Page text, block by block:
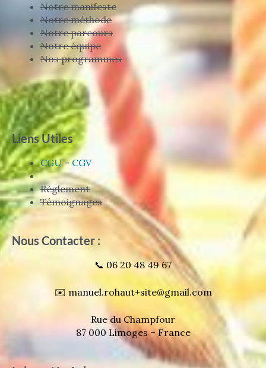
Notre manifeste
Notre méthode
Notre parcours
Notre équipe
Nos programmes
Liens Utiles
CGU–CGV
Règlement
Témoignages
Nous Contacter :
📞 06 20 48 49 67
✉️ manuel.rohaut+site@gmail.com
Rue du Champfour
87 000 Limoges – France